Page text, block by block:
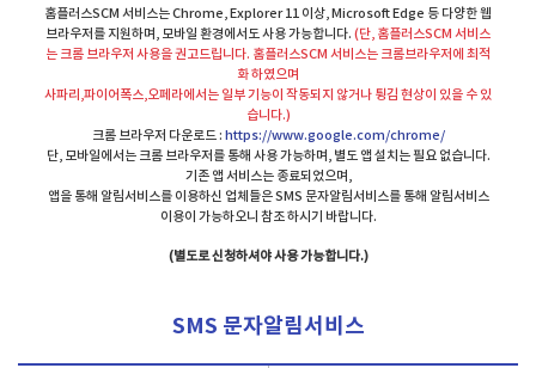
홈플러스SCM 서비스는 Chrome, Explorer 11 이상, Microsoft Edge 등 다양한 웹
브라우저를 지원하며, 모바일 환경에서도 사용 가능합니다. (단, 홈플러스SCM 서비스
는 크롬 브라우저 사용을 권고드립니다. 홈플러스SCM 서비스는 크롬브라우저에 최적
화 하였으며
사파리,파이어폭스,오페라에서는 일부 기능이 작동되지 않거나 튕김 현상이 있을 수 있
습니다.)
크롬 브라우저 다운로드 : https://www.google.com/chrome/
단, 모바일에서는 크롬 브라우저를 통해 사용 가능하며, 별도 앱 설치는 필요 없습니다.
기존 앱 서비스는 종료되었으며,
앱을 통해 알림서비스를 이용하신 업체들은 SMS 문자알림서비스를 통해 알림서비스
이용이 가능하오니 참조 하시기 바랍니다.
(별도로 신청하셔야 사용 가능합니다.)
SMS 문자알림서비스